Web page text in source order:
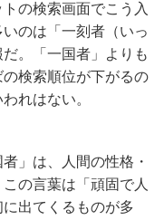
の検索画面でこう入
のは「一刻者（いっ
。「一国者」よりも
検索順位が下がるの
れはない。
」は、人間の性格・
の言葉は「頑固で人
出てくるものが多